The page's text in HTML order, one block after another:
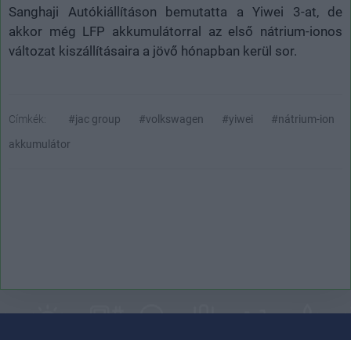
Sanghaji Autókiállításon bemutatta a Yiwei 3-at, de
akkor még LFP akkumulátorral az első nátrium-ionos
változat kiszállításaira a jövő hónapban kerül sor.
Címkék: #jac group #volkswagen #yiwei
#nátrium-ion
akkumulátor